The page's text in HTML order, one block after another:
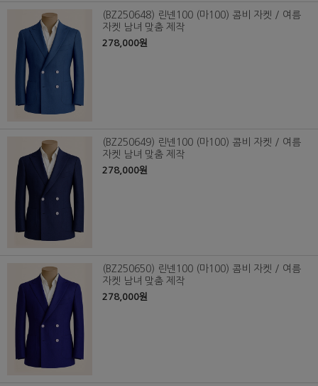
(BZ250648) 린넨100 (마100) 콤비 자켓 / 여름
자켓 남녀 맞춤 제작
278,000원
(BZ250649) 린넨100 (마100) 콤비 자켓 / 여름
자켓 남녀 맞춤 제작
278,000원
(BZ250650) 린넨100 (마100) 콤비 자켓 / 여름
자켓 남녀 맞춤 제작
278,000원